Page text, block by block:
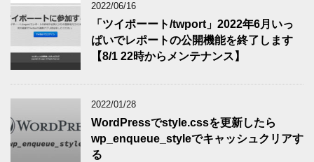
2022/06/16
「ツイポーート/twport」2022年6月いっ
ぱいでレポートの公開機能を終了します
【8/1 22時からメンテナンス】
2022/01/28
WordPressでstyle.cssを更新したら
wp_enqueue_styleでキャッシュクリアす
る